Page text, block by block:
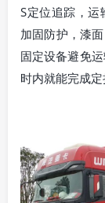
S定位追踪，
加固防护，漆
固定设备避免
时内就能完成